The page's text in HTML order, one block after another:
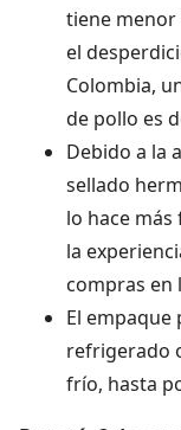
tiene menor
el
Colombia,
de pollo es
Debido a la
sellado
lo hace más
la
compras en
El
refrigerado
frío, hasta